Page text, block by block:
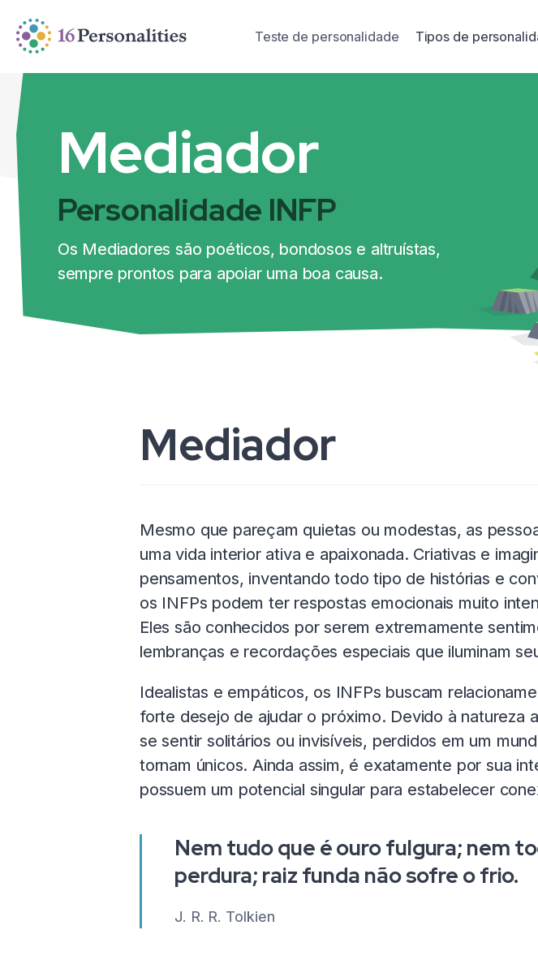
Pular para as opções de acessibilidadeTeste de personalidade Tipos de
Mediador
Personalidade INFP
Os Mediadores são poéticos, bondosos e altruístas,
sempre prontos para apoiar uma boa causa.
Mediador
Mesmo que pareçam quietas ou modestas, as
uma vida interior ativa e apaixonada. Criativas e
pensamentos, inventando todo tipo de histórias e
os INFPs podem ter respostas emocionais muito
Eles são conhecidos por serem extremamente
lembranças e recordações especiais que iluminam
Idealistas e empáticos, os INFPs buscam
forte desejo de ajudar o próximo. Devido à natureza
se sentir solitários ou invisíveis, perdidos em um
tornam únicos. Ainda assim, é exatamente por sua
possuem um potencial singular para estabelecer
Nem tudo que é ouro fulgura; nem
perdura; raiz funda não sofre o frio.
J. R. R. Tolkien